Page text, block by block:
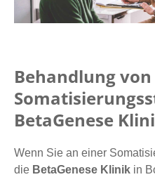
Behandlung von
BetaGenese
Wenn Sie an einer
die BetaGenese Klinik in